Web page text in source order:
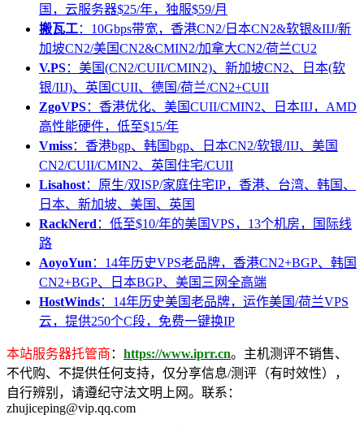
国，云服务器$25/年，独服$59/月
搬瓦工：10Gbps带宽，香港CN2/日本CN2&软银&IIJ/新
加坡CN2/美国CN2&CMIN2/加拿大CN2/荷兰CU2
V.PS：美国(CN2/CUII/CMIN2)、新加坡CN2、日本(软
银/IIJ)、英国CUII、德国/荷兰/CN2+CUII
ZgoVPS：香港优化、美国CUII/CMIN2、日本IIJ，AMD
高性能硬件，低至$15/年
Vmiss：香港bgp、韩国bgp、日本CN2/软银/IIJ、美国
CN2/CUII/CMIN2、英国住宅/CUII
Lisahost：原生/双ISP/家庭住宅IP，香港、台湾、韩国、
日本、新加坡、美国、英国
RackNerd ：低至$10/年的美国VPS，13个机房，国际线
路
AoyoYun ：14年历史VPS老品牌，香港CN2+BGP、韩国
CN2+BGP、日本BGP、美国三网全高端
HostWinds：14年历史美国老品牌，运作美国/荷兰VPS
云，提供250个C段，免费一键换IP
本站服务器托管商 ： https://www.iprr.cn。主机测评不销售、
不代购、不提供任何支持，仅分享信息/测评（有时效性），
自行辨别，请遵纪守法文明上网。联系：
zhujiceping@vip.qq.com